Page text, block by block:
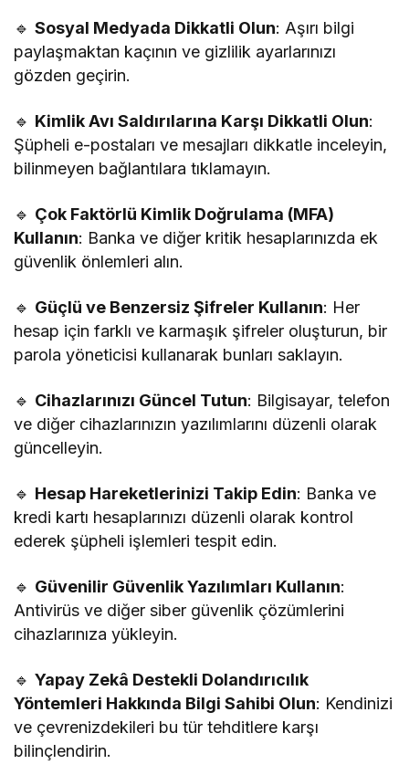
🔹Sosyal Medyada Dikkatli Olun: Aşırı bilgi
paylaşmaktan kaçının ve gizlilik ayarlarınızı
gözden geçirin.
🔹 Kimlik Avı Saldırılarına Karşı Dikkatli Olun:
Şüpheli e-postaları ve mesajları dikkatle inceleyin,
bilinmeyen bağlantılara tıklamayın.
🔹 Çok Faktörlü Kimlik Doğrulama (MFA)
Kullanın: Banka ve diğer kritik hesaplarınızda ek
güvenlik önlemleri alın.
🔹 Güçlü ve Benzersiz Şifreler Kullanın: Her
hesap için farklı ve karmaşık şifreler oluşturun, bir
parola yöneticisi kullanarak bunları saklayın.
🔹 Cihazlarınızı Güncel Tutun: Bilgisayar, telefon
ve diğer cihazlarınızın yazılımlarını düzenli olarak
güncelleyin.
🔹 Hesap Hareketlerinizi Takip Edin: Banka ve
kredi kartı hesaplarınızı düzenli olarak kontrol
ederek şüpheli işlemleri tespit edin.
🔹 Güvenilir Güvenlik Yazılımları Kullanın:
Antivirüs ve diğer siber güvenlik çözümlerini
cihazlarınıza yükleyin.
🔹Yapay Zekâ Destekli Dolandırıcılık
Yöntemleri Hakkında Bilgi Sahibi Olun: Kendinizi
ve çevrenizdekileri bu tür tehditlere karşı
bilinçlendirin.